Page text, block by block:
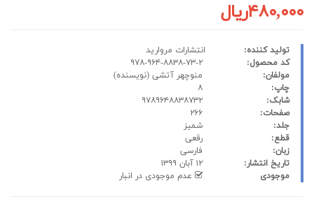
۴۸۰,۰۰۰ریال
تولید کننده:
انتشارات مروارید
کد محصول:
مولفان:
منوچهر آتشی (نویسنده)
چاپ:
شابک:
صفحات:
جلد:
شمیز
قطع:
رقعی
زبان:
فارسی
تاریخ انتشار:
موجودی
عدم موجودی در انبار